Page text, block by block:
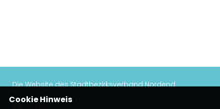
Die Website des Stadtbezirksverband Nordend
Cookie Hinweis